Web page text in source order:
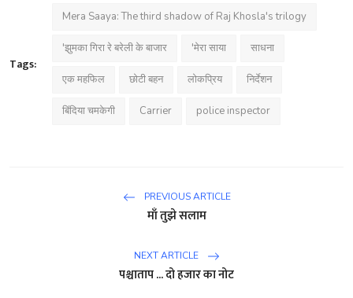
Tags:
Mera Saaya: The third shadow of Raj Khosla's trilogy
'झुमका गिरा रे बरेली के बाजार 'मेरा साया साधना
एक महफिल छोटी बहन लोकप्रिय निर्देशन
बिंदिया चमकेगी Carrier police inspector
PREVIOUS ARTICLE
माँ तुझे सलाम
NEXT ARTICLE
पश्चाताप ... दो हजार का नोट